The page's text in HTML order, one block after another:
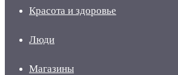
Красота и здоровье
Люди
Магазины